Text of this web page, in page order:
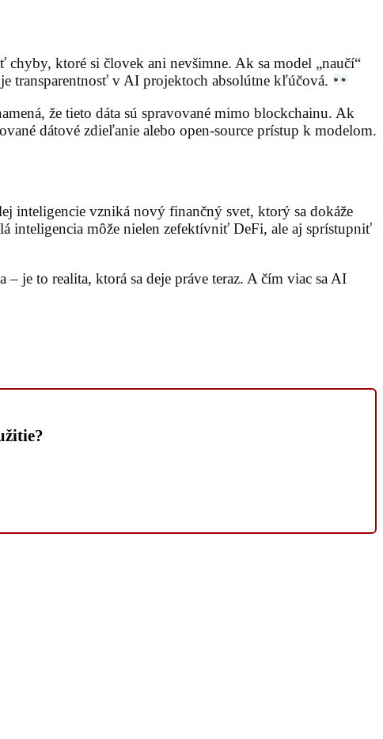
chyby, ktoré si človek ani nevšimne. Ak sa model „naučí“
transparentnosť v AI projektoch absolútne kľúčová.
že tieto dáta sú spravované mimo blockchainu. Ak
dátové zdieľanie alebo open-source prístup k modelom.
inteligencie vzniká nový finančný svet, ktorý sa dokáže
inteligencia môže nielen zefektívniť DeFi, ale aj sprístupniť
je to realita, ktorá sa deje práve teraz. A čím viac sa AI